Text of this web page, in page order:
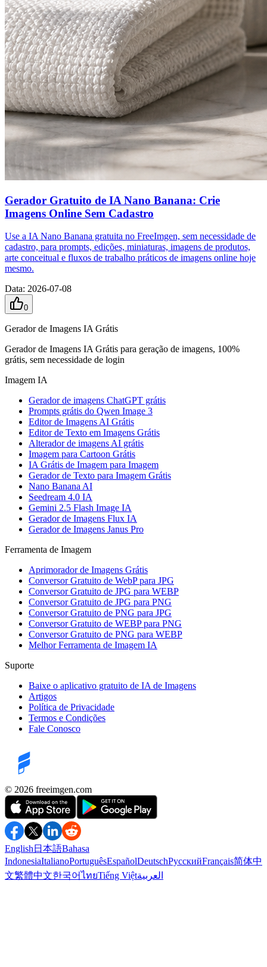
Gerador Gratuito de IA Nano Banana: Crie
Imagens Online Sem Cadastro
Use a IA Nano Banana gratuita no FreeImgen, sem necessidade de
cadastro, para prompts, edições, miniaturas, imagens de produtos,
arte conceitual e fluxos de trabalho práticos de imagens online hoje
mesmo.
Data: 2026-07-08
0
Gerador de Imagens IA Grátis
Gerador de Imagens IA Grátis para geração de imagens, 100%
grátis, sem necessidade de login
Imagem IA
Gerador de imagens ChatGPT grátis
Prompts grátis do Qwen Image 3
Editor de Imagens AI Grátis
Editor de Texto em Imagens Grátis
Alterador de imagens AI grátis
Imagem para Cartoon Grátis
IA Grátis de Imagem para Imagem
Gerador de Texto para Imagem Grátis
Nano Banana AI
Seedream 4.0 IA
Gemini 2.5 Flash Image IA
Gerador de Imagens Flux IA
Gerador de Imagens Janus Pro
Ferramenta de Imagem
Aprimorador de Imagens Grátis
Conversor Gratuito de WebP para JPG
Conversor Gratuito de JPG para WEBP
Conversor Gratuito de JPG para PNG
Conversor Gratuito de PNG para JPG
Conversor Gratuito de WEBP para PNG
Conversor Gratuito de PNG para WEBP
Melhor Ferramenta de Imagem IA
Suporte
Baixe o aplicativo gratuito de IA de Imagens
Artigos
Política de Privacidade
Termos e Condições
Fale Conosco
©️ 2026 freeimgen.com
English日本語Bahasa
IndonesiaItalianoPortuguêsEspañolDeutschРусскийFrançais简体中
文繁體中文한국어ไทยTiếng Việtالعربية